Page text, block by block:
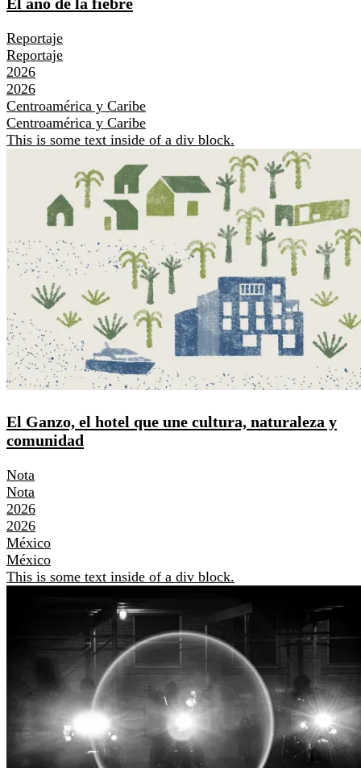
Reportaje
Reportaje
2026
2026
Centroamérica y Caribe
Centroamérica y Caribe
This is some text inside of a div block.
El Ganzo, el hotel que une cultura, naturaleza y
comunidad
Nota
Nota
2026
2026
México
México
This is some text inside of a div block.